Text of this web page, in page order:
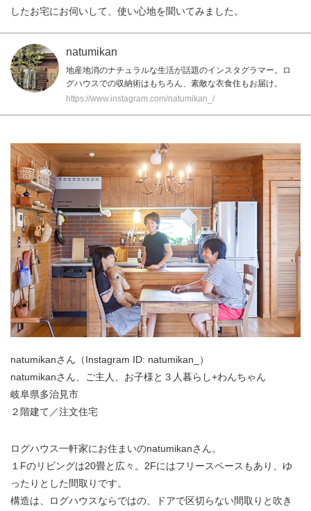
したお宅にお伺いして、使い心地を聞いてみました。
natumikan
地産地消のナチュラルな生活が話題のインスタグラマー。ロ
グハウスでの収納術はもちろん、素敵な衣食住もお届け。
https://www.instagram.com/natumikan_/
natumikanさん（Instagram ID: natumikan_）
natumikanさん、ご主人、お子様と３人暮らし+わんちゃん
岐阜県多治見市
２階建て／注文住宅
ログハウス一軒家にお住まいのnatumikanさん。
１Fのリビングは20畳と広々。2Fにはフリースペースもあり、ゆ
ったりとした間取りです。
構造は、ログハウスならではの、ドアで区切らない間取りと吹き